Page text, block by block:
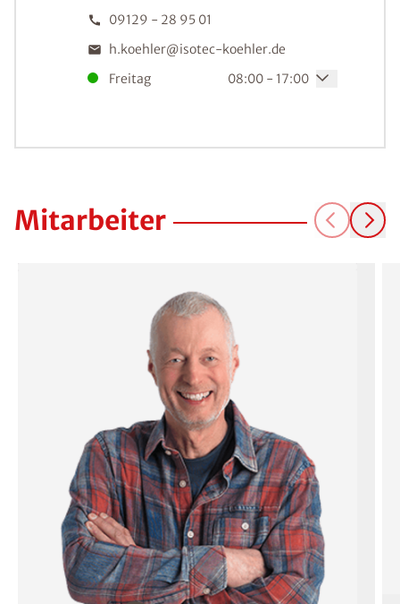
09129 - 28 95 01
h.koehler@isotec-koehler.de
Freitag
08:00 - 17:00
Mitarbeiter